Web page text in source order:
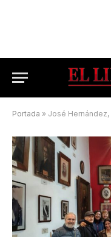
Portada » José Hernández,